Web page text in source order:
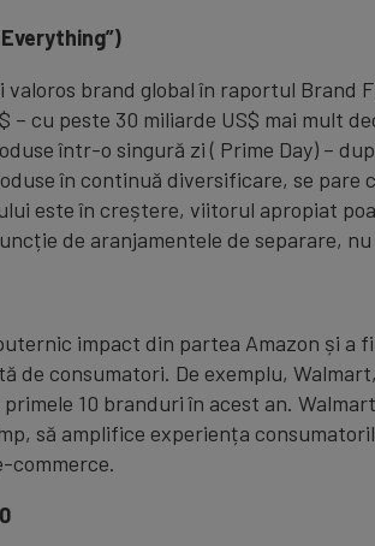
brand global în raportul Brand
– cu peste 30 miliarde US$ mai mult
într-o singură zi ( Prime Day) –
în continuă diversificare, se
este în creștere, viitorul apropiat
de aranjamentele de separare,
impact din partea Amazon și a
de consumatori. De exemplu,
10 branduri în acest an.
să amplifice experiența
commerce.